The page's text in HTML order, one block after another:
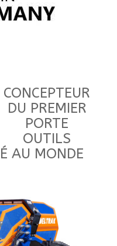
CONCEPTEUR
DU PREMIER
PORTE
OUTILS
AU MONDE